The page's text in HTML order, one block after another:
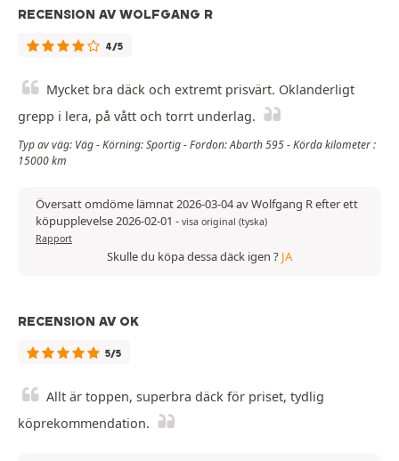
RECENSION AV WOLFGANG R
4/5
Mycket bra däck och extremt prisvärt. Oklanderligt
grepp i lera, på vått och torrt underlag.
Typ av väg: Väg - Körning: Sportig - Fordon: Abarth 595 - Körda kilometer :
15000 km
Översatt omdöme lämnat 2026-03-04 av Wolfgang R efter ett
köpupplevelse 2026-02-01 - visa original (tyska)
Rapport
Skulle du köpa dessa däck igen ? JA
RECENSION AV OK
5/5
Allt är toppen, superbra däck för priset, tydlig
köprekommendation.